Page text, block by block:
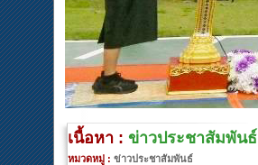
เนื้อหา : ข่าวประชาสัมพันธ์
หมวดหมู่ : ข่าวประชาสัมพันธ์